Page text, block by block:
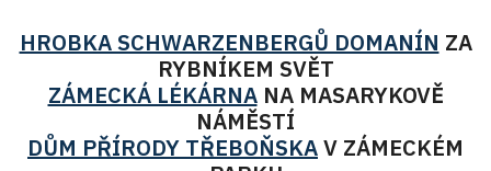
HROBKA SCHWARZENBERGŮ DOMANÍN ZA
RYBNÍKEM SVĚT
ZÁMECKÁ LÉKÁRNANA MASARYKOVĚ
NÁMĚSTÍ
DŮM PŘÍRODY TŘEBOŇSKAV ZÁMECKÉM